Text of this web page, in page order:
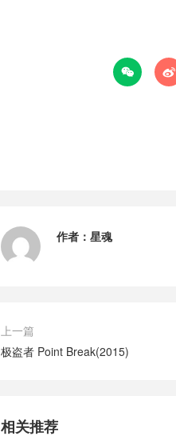
 
作者： 星魂
上一篇
极盗者 Point Break(2015)
相关推荐